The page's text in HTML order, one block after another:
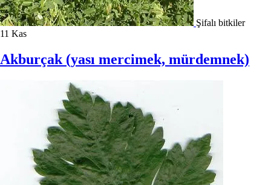
Şifalı bitkiler
11 Kas
Akburçak (yası mercimek, mürdemnek)